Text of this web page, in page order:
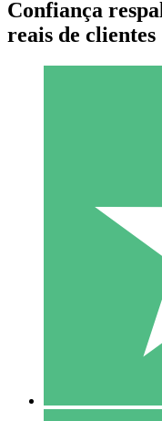
Pacotes
Pague conforme o
Confiança
reais de clientes